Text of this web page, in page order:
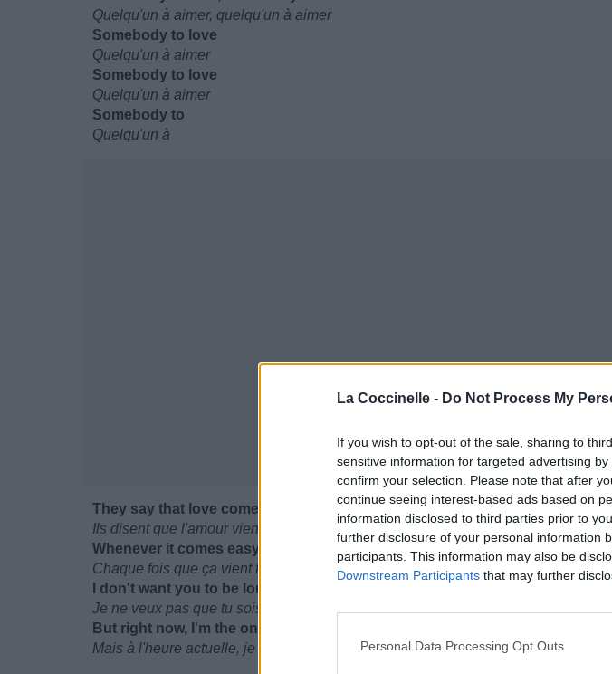
La Coccinelle - Do Not Process My
If you wish to opt-out of the sale, sharing to
sensitive information for targeted advertising
confirm your selection. Please note that after
continue seeing interest-based ads based on
information disclosed to third parties prior to
further disclosure of your personal information
participants. This information may also be
Downstream Participants that may further
Personal Data Processing Opt Outs
Quelqu'un à aimer, quelqu'un à aimer
Somebody to love
Quelqu'un à aimer
Somebody to love
Quelqu'un à aimer
Somebody to
Quelqu'un à
They say that love comes easy
Ils disent que l'amour vient facilement
Whenever it comes easy and I see it on your face
Chaque fois que ça vient facilement et que je le vois sur ton visage
I don't want you to be lonely
Je ne veux pas que tu sois solitaire
But right now, I'm the only one who feels this way
Mais à l'heure actuelle, je suis le seul qui se sent ainsi